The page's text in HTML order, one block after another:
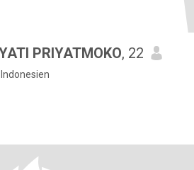
PRIYATMOKO, 22